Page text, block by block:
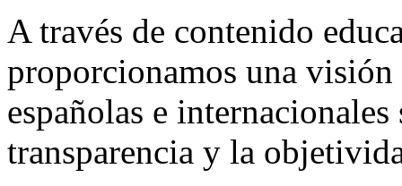
A través de contenido
proporcionamos una visión
españolas e
transparencia y la